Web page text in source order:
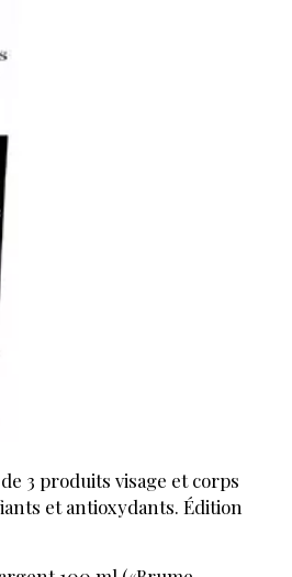
3 produits visage et corps
et antioxydants. Édition